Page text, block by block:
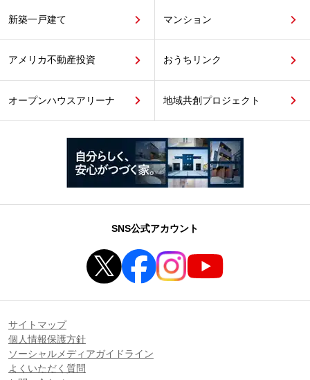
新築一戸建て マンション
アメリカ不動産投資 おうちリンク
オープンハウスアリーナ 地域共創プロジェクト
SNS公式アカウント
サイトマップ
個人情報保護方針
ソーシャルメディアガイドライン
よくいただく質問